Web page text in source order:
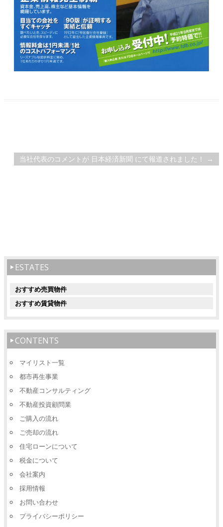
当社代表のコメントが 日本経済新聞 にて報道されました！
→
ESTATES
おすすめ売買物件
おすすめ賃貸物件
CONTENTS
マイリスト一覧
都市再生事業
不動産コンサルティング
不動産投資顧問業
ご購入の流れ
ご売却の流れ
住宅ローンについて
税金について
会社案内
採用情報
お問い合わせ
プライバシーポリシー